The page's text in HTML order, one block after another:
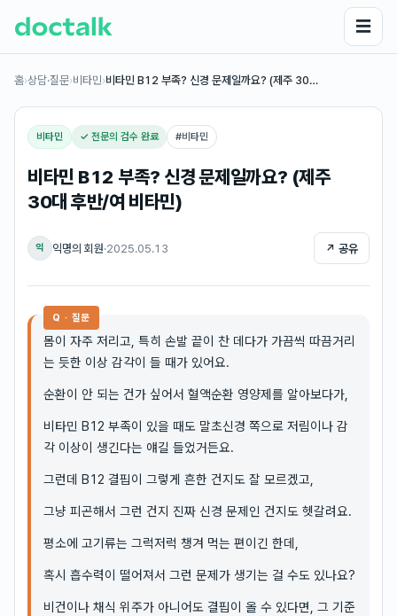
☰
홈›상담·질문›비타민›비타민 B12 부족? 신경 문제일까요? (제주 30…
비타민 ✓ 전문의 검수 완료 #비타민
비타민 B12 부족? 신경 문제일까요? (제주
30대 후반/여 비타민)
익 익명의 회원·2025.05.13 ↗ 공유
Q · 질문
몸이 자주 저리고, 특히 손발 끝이 찬 데다가 가끔씩 따끔거리
는 듯한 이상 감각이 들 때가 있어요.
순환이 안 되는 건가 싶어서 혈액순환 영양제를 알아보다가,
비타민 B12 부족이 있을 때도 말초신경 쪽으로 저림이나 감
각 이상이 생긴다는 얘길 들었거든요.
그런데 B12 결핍이 그렇게 흔한 건지도 잘 모르겠고,
그냥 피곤해서 그런 건지 진짜 신경 문제인 건지도 헷갈려요.
평소에 고기류는 그럭저럭 챙겨 먹는 편이긴 한데,
혹시 흡수력이 떨어져서 그런 문제가 생기는 걸 수도 있나요?
비건이나 채식 위주가 아니어도 결핍이 올 수 있다면, 그 기준